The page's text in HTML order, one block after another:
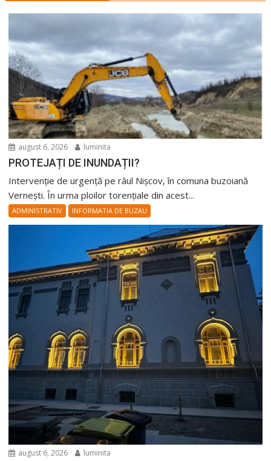
august 6, 2026 luminita
PROTEJAȚI DE INUNDAȚII?
Intervenție de urgență pe râul Nișcov, în comuna buzoiană
Vernești. În urma ploilor torențiale din acest...
ADMINISTRATIV INFORMATIA DE BUZAU
august 6, 2026 luminita